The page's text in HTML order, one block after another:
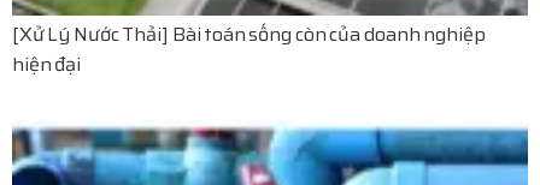
[Xử Lý Nước Thải] Bài toán sống còn của doanh nghiệp
hiện đại